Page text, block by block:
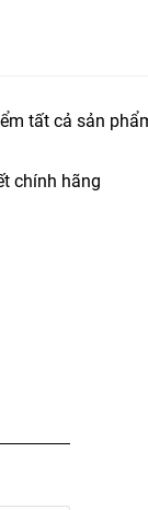
tất cả sản
chính hãng